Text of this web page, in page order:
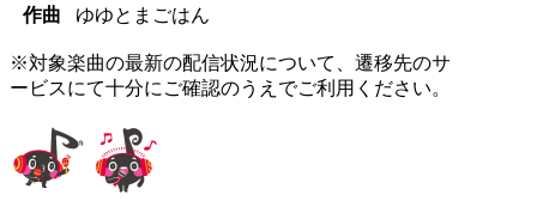
作曲
ゆゆとまごはん
※対象楽曲の最新の配信状況について、遷移先のサ
ービスにて十分にご確認のうえでご利用ください。